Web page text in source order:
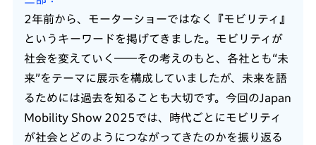
2年前から、モーターショーではなく『モビリティ』
というキーワードを掲げてきました。モビリティが
社会を変えていく――その考えのもと、各社とも“未
来”をテーマに展示を構成していましたが、未来を語
るためには過去を知ることも大切です。今回のJapan
Mobility Show 2025では、時代ごとにモビリティ
が社会とどのようにつながってきたのかを振り返る